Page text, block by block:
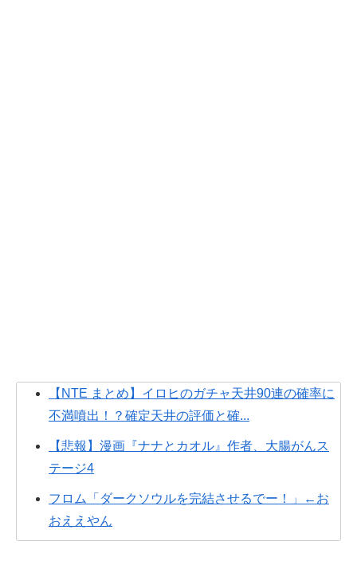
【NTE まとめ】イロヒのガチャ天井90連の確率に
不満噴出！？確定天井の評価と確...
【悲報】漫画『ナナとカオル』作者、大腸がんス
テージ4
フロム「ダークソウルを完結させるでー！」←お
おええやん